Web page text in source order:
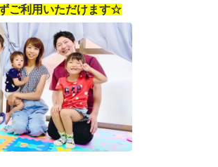
ご利用いただけます☆